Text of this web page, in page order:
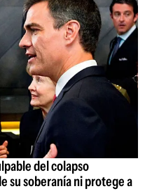
del colapso
su soberanía ni protege a